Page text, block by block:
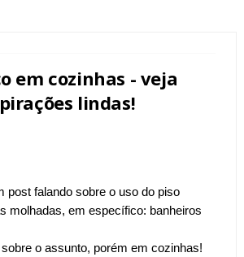
em cozinhas - veja
lindas!
post falando sobre o uso do piso
molhadas, em específico: banheiros
o assunto, porém em cozinhas!